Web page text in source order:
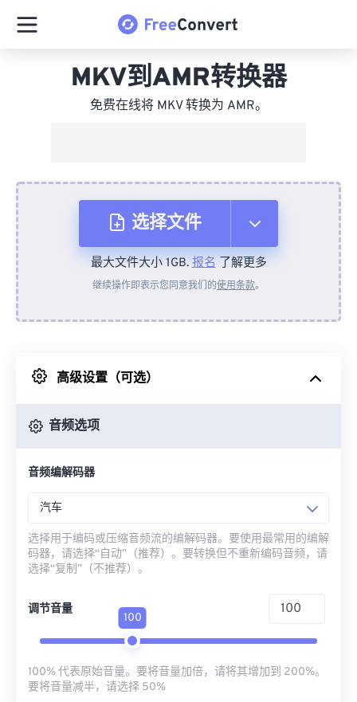
MKV到AMR转换器
免费在线将 MKV 转换为 AMR。
选择文件
从设备
来自 Google Drive
最大文件大小 1GB.报名了解更多
继续操作即表示您同意我们的使用条款。
高级设置（可选）
音频选项
音频编解码器
汽车
选择用于编码或压缩音频流的编解码器。要使用最常用的编解
码器，请选择“自动”（推荐）。要转换但不重新编码音频，请
选择“复制”（不推荐）。
调节音量
100
100% 代表原始音量。要将音量加倍，请将其增加到 200%。
要将音量减半，请选择 50%